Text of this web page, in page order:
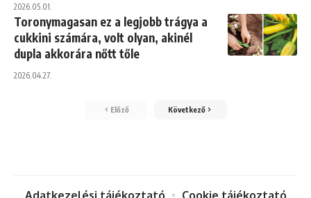
2026.05.01.
Toronymagasan ez a legjobb trágya a
cukkini számára, volt olyan, akinél
dupla akkorára nőtt tőle
2026.04.27.
Előző Következő
Adatkezelési tájékoztató Cookie tájékoztató